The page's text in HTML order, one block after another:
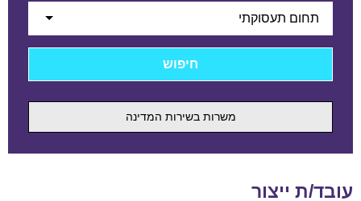
תחום תעסוקתי
משרות בשירות המדינה
עובד/ת ייצור